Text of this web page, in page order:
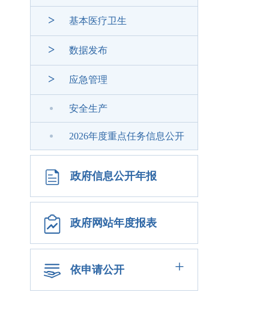
> 基本医疗卫生
> 数据发布
> 应急管理
安全生产
2026年度重点任务信息公开
政府信息公开年报
政府网站年度报表
依申请公开 +